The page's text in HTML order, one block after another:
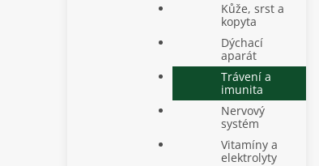
Kůže, srst a
kopyta
Dýchací
aparát
Trávení a
imunita
Nervový
systém
Vitamíny a
elektrolyty